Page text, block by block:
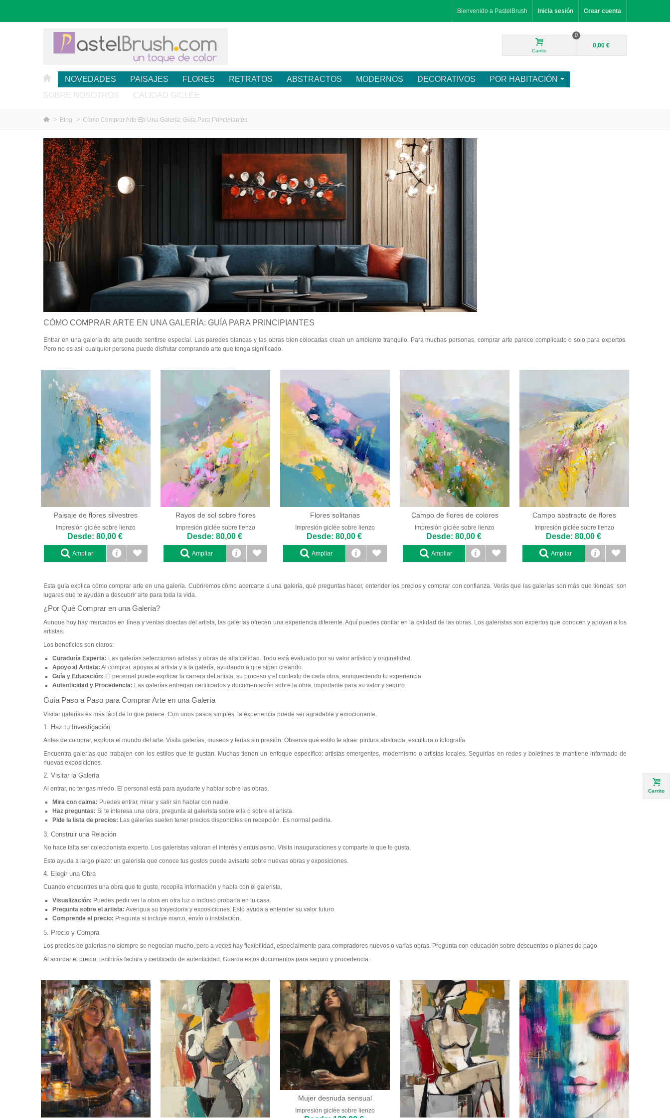
Bienvenido a PastelBrush Inicia sesión Crear cuenta
Carrito
0
0,00 €
NOVEDADES PAISAJES FLORES RETRATOS ABSTRACTOS MODERNOS DECORATIVOS
POR HABITACIÓN
SOBRE NOSOTROS
CALIDAD GICLÉE
> Blog > Cómo Comprar Arte En Una Galería: Guía Para Principiantes
CÓMO COMPRAR ARTE EN UNA GALERÍA: GUÍA PARA PRINCIPIANTES
Entrar en una galería de arte puede sentirse especial. Las paredes blancas y las obras bien colocadas crean un ambiente tranquilo. Para muchas personas, comprar arte parece complicado o solo para expertos.
Pero no es así: cualquier persona puede disfrutar comprando arte que tenga significado.
Paisaje de flores silvestres
Impresión giclée sobre lienzo
Desde: 80,00 €
Ampliar
Rayos de sol sobre flores
Impresión giclée sobre lienzo
Desde: 80,00 €
Ampliar
Flores solitarias
Impresión giclée sobre lienzo
Desde: 80,00 €
Ampliar
Campo de flores de colores
Impresión giclée sobre lienzo
Desde: 80,00 €
Ampliar
Campo abstracto de flores
Impresión giclée sobre lienzo
Desde: 80,00 €
Ampliar
Esta guía explica cómo comprar arte en una galería. Cubriremos cómo acercarte a una galería, qué preguntas hacer, entender los precios y comprar con confianza. Verás que las galerías son más que tiendas: son
lugares que te ayudan a descubrir arte para toda la vida.
¿Por Qué Comprar en una Galería?
Aunque hoy hay mercados en línea y ventas directas del artista, las galerías ofrecen una experiencia diferente. Aquí puedes confiar en la calidad de las obras. Los galeristas son expertos que conocen y apoyan a los
artistas.
Los beneficios son claros:
Curaduría Experta: Las galerías seleccionan artistas y obras de alta calidad. Todo está evaluado por su valor artístico y originalidad.
Apoyo al Artista: Al comprar, apoyas al artista y a la galería, ayudando a que sigan creando.
Guía y Educación: El personal puede explicar la carrera del artista, su proceso y el contexto de cada obra, enriqueciendo tu experiencia.
Autenticidad y Procedencia: Las galerías entregan certificados y documentación sobre la obra, importante para su valor y seguro.
Guía Paso a Paso para Comprar Arte en una Galería
Visitar galerías es más fácil de lo que parece. Con unos pasos simples, la experiencia puede ser agradable y emocionante.
1. Haz tu Investigación
Antes de comprar, explora el mundo del arte. Visita galerías, museos y ferias sin presión. Observa qué estilo te atrae: pintura abstracta, escultura o fotografía.
Encuentra galerías que trabajen con los estilos que te gustan. Muchas tienen un enfoque específico: artistas emergentes, modernismo o artistas locales. Seguirlas en redes y boletines te mantiene informado de
nuevas exposiciones.
2. Visitar la Galería
Al entrar, no tengas miedo. El personal está para ayudarte y hablar sobre las obras.
Mira con calma: Puedes entrar, mirar y salir sin hablar con nadie.
Haz preguntas: Si te interesa una obra, pregunta al galerista sobre ella o sobre el artista.
Pide la lista de precios: Las galerías suelen tener precios disponibles en recepción. Es normal pedirla.
3. Construir una Relación
No hace falta ser coleccionista experto. Los galeristas valoran el interés y entusiasmo. Visita inauguraciones y comparte lo que te gusta.
Esto ayuda a largo plazo: un galerista que conoce tus gustos puede avisarte sobre nuevas obras y exposiciones.
4. Elegir una Obra
Cuando encuentres una obra que te guste, recopila información y habla con el galerista.
Visualización: Puedes pedir ver la obra en otra luz o incluso probarla en tu casa.
Pregunta sobre el artista: Averigua su trayectoria y exposiciones. Esto ayuda a entender su valor futuro.
Comprende el precio: Pregunta si incluye marco, envío o instalación.
5. Precio y Compra
Los precios de galerías no siempre se negocian mucho, pero a veces hay flexibilidad, especialmente para compradores nuevos o varias obras. Pregunta con educación sobre descuentos o planes de pago.
Al acordar el precio, recibirás factura y certificado de autenticidad. Guarda estos documentos para seguro y procedencia.
Mujer desnuda sensual
Impresión giclée sobre lienzo
Carrito